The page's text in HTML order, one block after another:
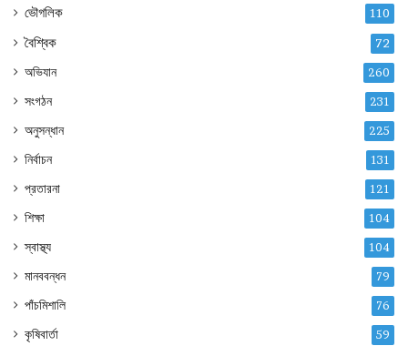
ভৌগলিক 110
বৈশ্বিক 72
অভিযান 260
সংগঠন 231
অনুসন্ধান 225
নির্বাচন 131
প্রতারনা 121
শিক্ষা 104
স্বাস্থ্য 104
মানববন্ধন 79
পাঁচমিশালি 76
কৃষিবার্তা 59